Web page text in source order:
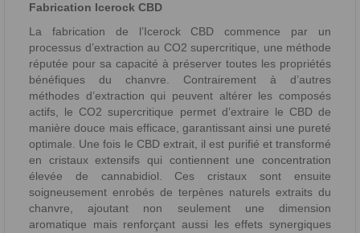
Fabrication Icerock CBD
La fabrication de l’Icerock CBD commence par un
processus d’extraction au CO2 supercritique, une méthode
réputée pour sa capacité à préserver toutes les propriétés
bénéfiques du chanvre. Contrairement à d’autres
méthodes d’extraction qui peuvent altérer les composés
actifs, le CO2 supercritique permet d’extraire le CBD de
manière douce mais efficace, garantissant ainsi une pureté
optimale. Une fois le CBD extrait, il est purifié et transformé
en cristaux extensifs qui contiennent une concentration
élevée de cannabidiol. Ces cristaux sont ensuite
soigneusement enrobés de terpènes naturels extraits du
chanvre, ajoutant non seulement une dimension
aromatique mais renforçant aussi les effets synergiques